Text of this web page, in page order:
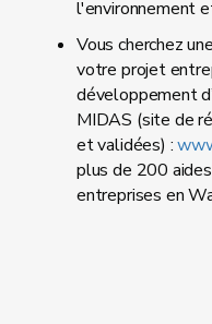
l'environnement
Vous cherchez
votre projet
développement
MIDAS (site de
et validées) :
plus de 200
entreprises en